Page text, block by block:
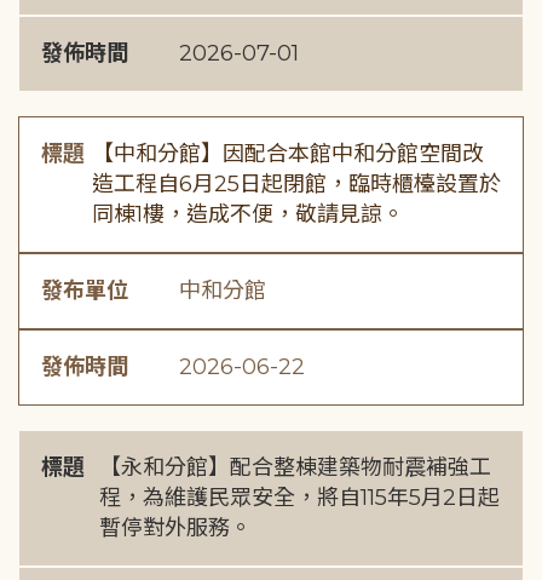
發佈時間 2026-07-01
標題
【中和分館】因配合本館中和分館空間改
造工程自6月25日起閉館，臨時櫃檯設置於
同棟1樓，造成不便，敬請見諒。
發布單位 中和分館
發佈時間 2026-06-22
標題
【永和分館】配合整棟建築物耐震補強工
程，為維護民眾安全，將自115年5月2日起
暫停對外服務。